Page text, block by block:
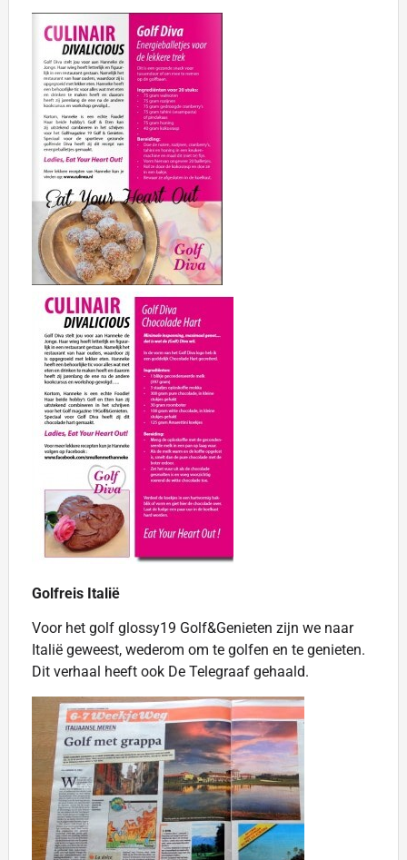
Golfreis Italië
Voor het golf glossy19 Golf&Genieten zijn we naar
Italië geweest, wederom om te golfen en te genieten.
Dit verhaal heeft ook De Telegraaf gehaald.